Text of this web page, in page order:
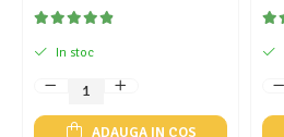
In stoc
ADAUGA IN COS